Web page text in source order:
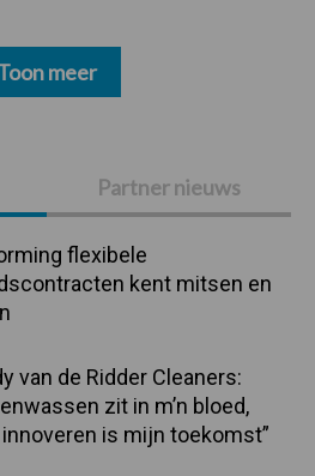
Partner nieuws
flexibele
kent mitsen en
van de Ridder Cleaners:
zit in m’n bloed,
is mijn toekomst”
meer